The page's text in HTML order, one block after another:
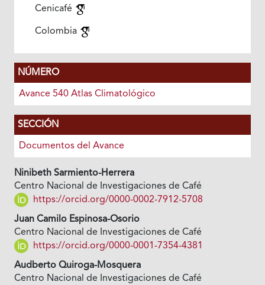
Cenicafé
Colombia
NÚMERO
Avance 540 Atlas Climatológico
SECCIÓN
Documentos del Avance
Ninibeth Sarmiento-Herrera
Centro Nacional de Investigaciones de Café
https://orcid.org/0000-0002-7912-5708
Juan Camilo Espinosa-Osorio
Centro Nacional de Investigaciones de Café
https://orcid.org/0000-0001-7354-4381
Audberto Quiroga-Mosquera
Centro Nacional de Investigaciones de Café